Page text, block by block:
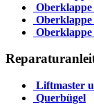
Liftmaster
Querbügel